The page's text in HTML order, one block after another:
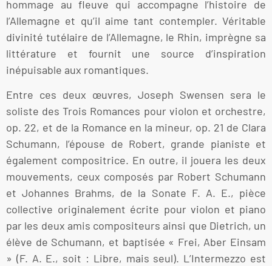
hommage au fleuve qui accompagne l’histoire de
l’Allemagne et qu’il aime tant contempler. Véritable
divinité tutélaire de l’Allemagne, le Rhin, imprègne sa
littérature et fournit une source d’inspiration
inépuisable aux romantiques.
Entre ces deux œuvres, Joseph Swensen sera le
soliste des Trois Romances pour violon et orchestre,
op. 22, et de la Romance en la mineur, op. 21 de Clara
Schumann, l’épouse de Robert, grande pianiste et
également compositrice. En outre, il jouera les deux
mouvements, ceux composés par Robert Schumann
et Johannes Brahms, de la Sonate F. A. E., pièce
collective originalement écrite pour violon et piano
par les deux amis compositeurs ainsi que Dietrich, un
élève de Schumann, et baptisée « Frei, Aber Einsam
» (F. A. E., soit : Libre, mais seul). L’Intermezzo est